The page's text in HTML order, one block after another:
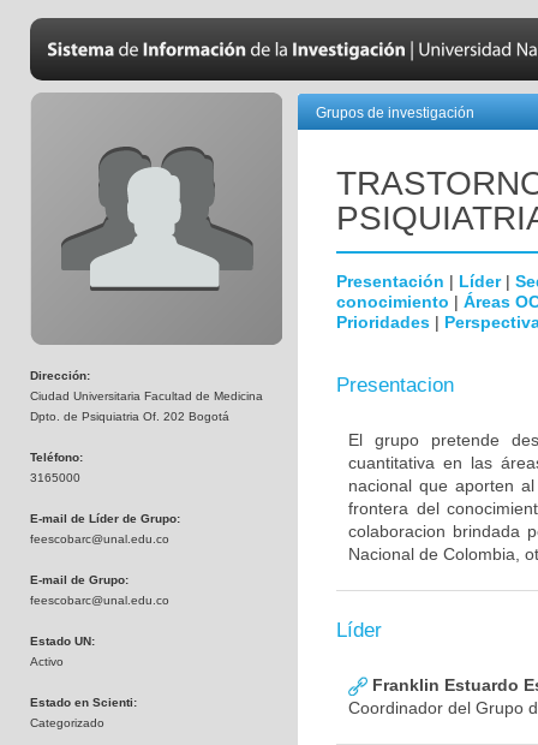
Dirección:
Ciudad Universitaria Facultad de Medicina
Dpto. de Psiquiatria Of. 202 Bogotá
Teléfono:
3165000
E-mail de Líder de Grupo:
feescobarc@unal.edu.co
E-mail de Grupo:
feescobarc@unal.edu.co
Estado UN:
Activo
Estado en Scienti:
Categorizado
Grupos de investigación
Presentación | Líder|
conocimiento | Áreas
Prioridades |
Presentacion
El grupo pretende
cuantitativa en las
nacional que aporten
frontera del
colaboracion brindada
Nacional de Colombia,
Líder
Franklin Estuardo
Coordinador del Grupo